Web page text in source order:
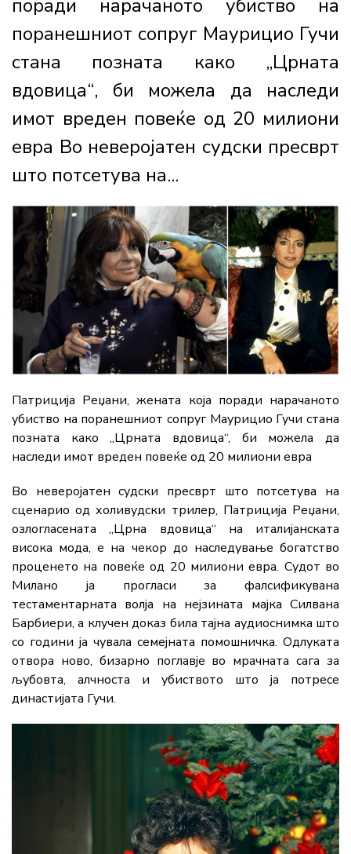
поради нарачаното убиство на
поранешниот сопруг Маурицио Гучи
стана позната како „Црната
вдовица“, би можела да наследи
имот вреден повеќе од 20 милиони
евра Во неверојатен судски пресврт
што потсетува на...
Патриција Реџани, жената која поради нарачаното
убиство на поранешниот сопруг Маурицио Гучи стана
позната како „Црната вдовица“, би можела да
наследи имот вреден повеќе од 20 милиони евра
Во неверојатен судски пресврт што потсетува на
сценарио од холивудски трилер, Патриција Реџани,
озлогласената „Црна вдовица“ на италијанската
висока мода, е на чекор до наследување богатство
проценето на повеќе од 20 милиони евра. Судот во
Милано ја прогласи за фалсификувана
тестаментарната волја на нејзината мајка Силвана
Барбиери, а клучен доказ била тајна аудиоснимка што
со години ја чувала семејната помошничка. Одлуката
отвора ново, бизарно поглавје во мрачната сага за
љубовта, алчноста и убиството што ја потресе
династијата Гучи.